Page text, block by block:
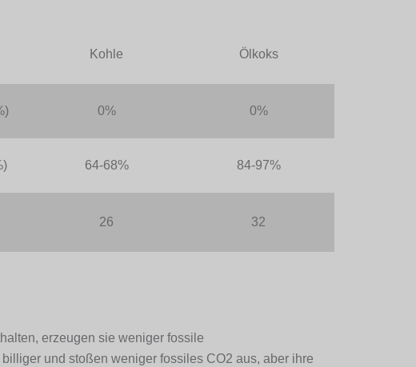
Kohle Ölkoks
0% 0%
64-68% 84-97%
26 32
erzeugen sie weniger fossile
und stoßen weniger fossiles CO2 aus, aber ihre